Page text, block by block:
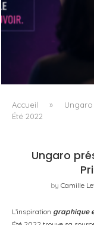
DANS LA TECH, LA
Accueil »
Été 2022
Ungaro
by Camille
L’inspiration graphique